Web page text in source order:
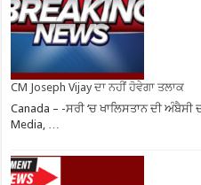
CM Joseph Vijay ਦਾ ਨਹੀਂ ਹੋਵੇਗਾ ਤਲਾਕ
Canada – -ਸਰੀ ‘ਚ ਖਾਲਿਸਤਾਨ ਦੀ
Media, …